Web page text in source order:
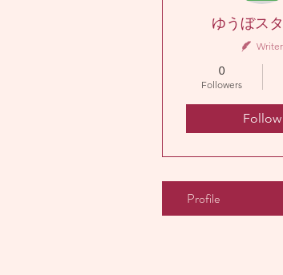
ゆうぼス
Writer
0
Followers
Follow
Profile